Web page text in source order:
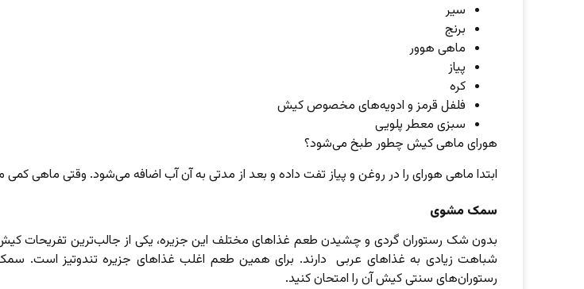
سیر
برنج
ماهی هوور
پیاز
کره
فلفل قرمز و ادویه‌های مخصوص کیش
سبزی معطر پلویی
هورای ماهی کیش چطور طبخ می‌شود؟
ابتدا ماهی هورای را در روغن و پیاز تفت داده و بعد از مدتی به آن آب اضافه می‌شود. وقتی ماهی
سمک مشوی
بدون شک رستوران گردی و چشیدن طعم غذاهای مختلف این جزیره، یکی از جالب‌ترین
شباهت زیادی به غذاهای عربی دارند. برای همین طعم اغلب غذاهای جزیره تندوتیز است.
رستوران‌های سنتی کیش آن را امتحان کنید.